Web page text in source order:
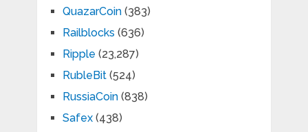
QuazarCoin(383)
Railblocks (636)
Ripple (23,287)
RubleBit(524)
RussiaCoin(838)
Safex(438)